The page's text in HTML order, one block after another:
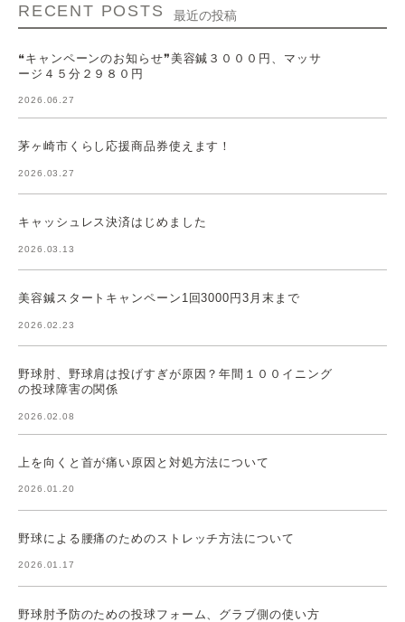
RECENT POSTS 最近の投稿
❝キャンペーンのお知らせ❞美容鍼３０００円、マッサ
ージ４５分２９８０円
2026.06.27
茅ヶ崎市くらし応援商品券使えます！
2026.03.27
キャッシュレス決済はじめました
2026.03.13
美容鍼スタートキャンペーン1回3000円3月末まで
2026.02.23
野球肘、野球肩は投げすぎが原因？年間１００イニング
の投球障害の関係
2026.02.08
上を向くと首が痛い原因と対処方法について
2026.01.20
野球による腰痛のためのストレッチ方法について
2026.01.17
野球肘予防のための投球フォーム、グラブ側の使い方